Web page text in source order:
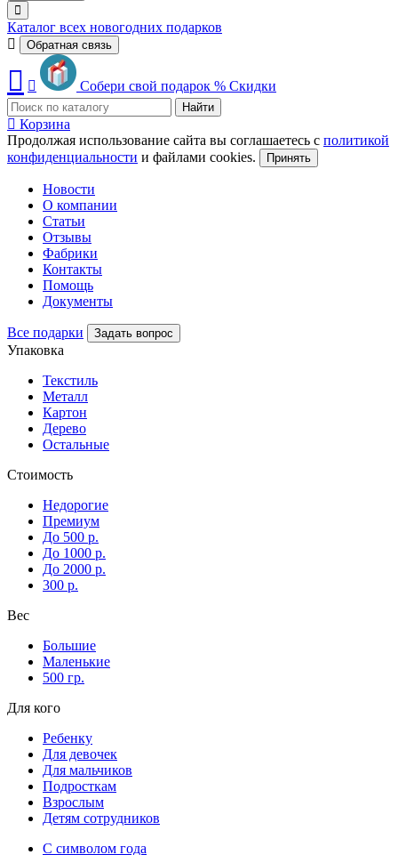
Каталог всех новогодних подарков
Обратная связь
Собери свой подарок % Скидки
Найти
Корзина
Продолжая использование сайта вы соглашаетесь с политикой
конфиденциальности и файлами cookies. Принять
Новости
О компании
Статьи
Отзывы
Фабрики
Контакты
Помощь
Документы
Все подарки Задать вопрос
Упаковка
Текстиль
Металл
Картон
Дерево
Остальные
Стоимость
Недорогие
Премиум
До 500 р.
До 1000 р.
До 2000 р.
300 р.
Вес
Большие
Маленькие
500 гр.
Для кого
Ребенку
Для девочек
Для мальчиков
Подросткам
Взрослым
Детям сотрудников
С символом года